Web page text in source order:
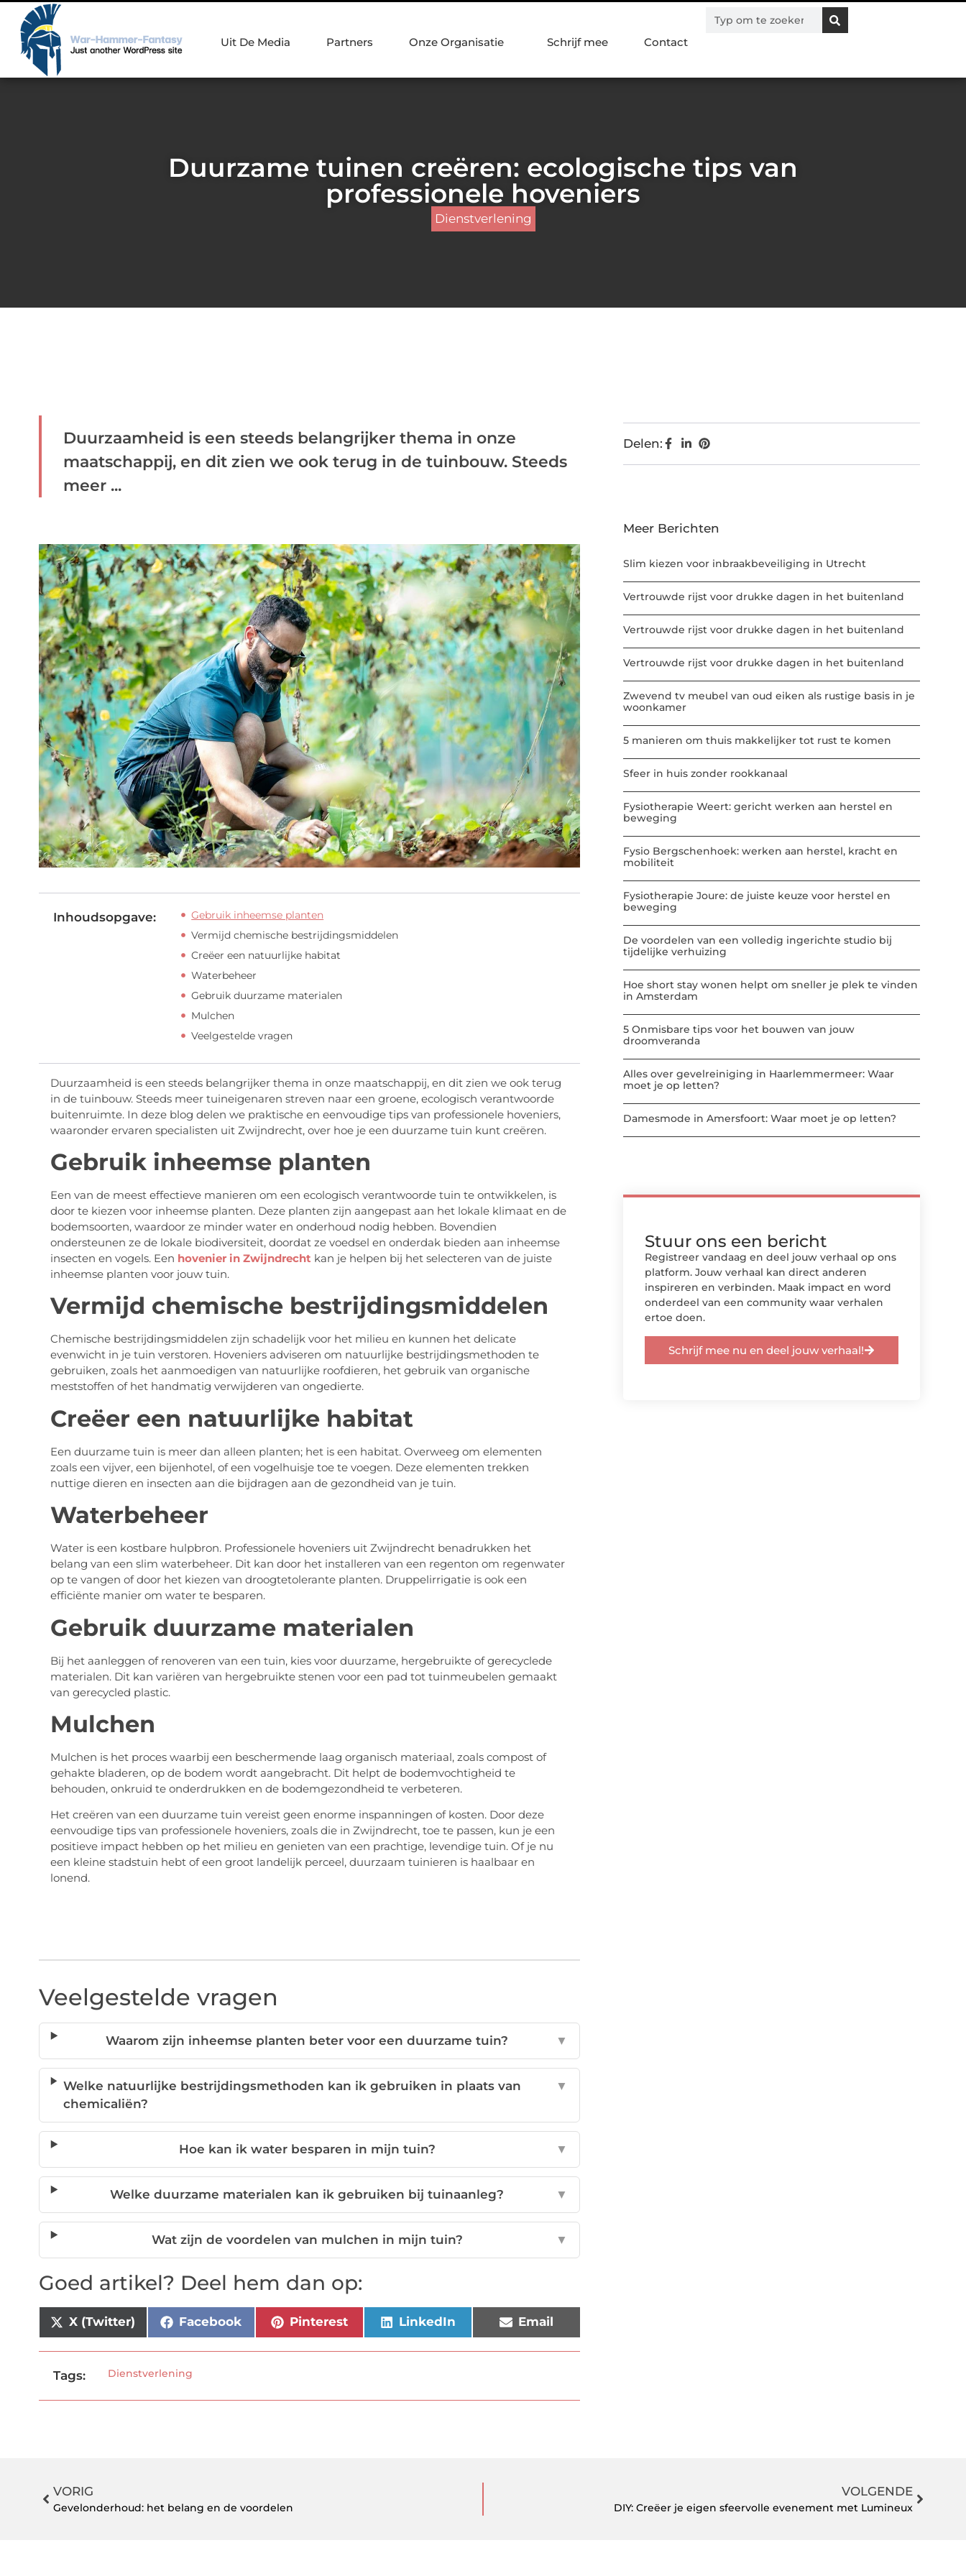
Uit De Media Partners Onze Organisatie Schrijf mee Contact
Duurzame tuinen creëren: ecologische tips van
professionele hoveniers
Dienstverlening
Duurzaamheid is een steeds belangrijker thema in onze
maatschappij, en dit zien we ook terug in de tuinbouw. Steeds
meer ...
Inhoudsopgave:
Gebruik inheemse planten
Vermijd chemische bestrijdingsmiddelen
Creëer een natuurlijke habitat
Waterbeheer
Gebruik duurzame materialen
Mulchen
Veelgestelde vragen
Duurzaamheid is een steeds belangrijker thema in onze maatschappij, en dit zien we ook terug
in de tuinbouw. Steeds meer tuineigenaren streven naar een groene, ecologisch verantwoorde
buitenruimte. In deze blog delen we praktische en eenvoudige tips van professionele hoveniers,
waaronder ervaren specialisten uit Zwijndrecht, over hoe je een duurzame tuin kunt creëren.
Gebruik inheemse planten
Een van de meest effectieve manieren om een ecologisch verantwoorde tuin te ontwikkelen, is
door te kiezen voor inheemse planten. Deze planten zijn aangepast aan het lokale klimaat en de
bodemsoorten, waardoor ze minder water en onderhoud nodig hebben. Bovendien
ondersteunen ze de lokale biodiversiteit, doordat ze voedsel en onderdak bieden aan inheemse
insecten en vogels. Een hovenier in Zwijndrecht kan je helpen bij het selecteren van de juiste
inheemse planten voor jouw tuin.
Vermijd chemische bestrijdingsmiddelen
Chemische bestrijdingsmiddelen zijn schadelijk voor het milieu en kunnen het delicate
evenwicht in je tuin verstoren. Hoveniers adviseren om natuurlijke bestrijdingsmethoden te
gebruiken, zoals het aanmoedigen van natuurlijke roofdieren, het gebruik van organische
meststoffen of het handmatig verwijderen van ongedierte.
Creëer een natuurlijke habitat
Een duurzame tuin is meer dan alleen planten; het is een habitat. Overweeg om elementen
zoals een vijver, een bijenhotel, of een vogelhuisje toe te voegen. Deze elementen trekken
nuttige dieren en insecten aan die bijdragen aan de gezondheid van je tuin.
Waterbeheer
Water is een kostbare hulpbron. Professionele hoveniers uit Zwijndrecht benadrukken het
belang van een slim waterbeheer. Dit kan door het installeren van een regenton om regenwater
op te vangen of door het kiezen van droogtetolerante planten. Druppelirrigatie is ook een
efficiënte manier om water te besparen.
Gebruik duurzame materialen
Bij het aanleggen of renoveren van een tuin, kies voor duurzame, hergebruikte of gerecyclede
materialen. Dit kan variëren van hergebruikte stenen voor een pad tot tuinmeubelen gemaakt
van gerecycled plastic.
Mulchen
Mulchen is het proces waarbij een beschermende laag organisch materiaal, zoals compost of
gehakte bladeren, op de bodem wordt aangebracht. Dit helpt de bodemvochtigheid te
behouden, onkruid te onderdrukken en de bodemgezondheid te verbeteren.
Het creëren van een duurzame tuin vereist geen enorme inspanningen of kosten. Door deze
eenvoudige tips van professionele hoveniers, zoals die in Zwijndrecht, toe te passen, kun je een
positieve impact hebben op het milieu en genieten van een prachtige, levendige tuin. Of je nu
een kleine stadstuin hebt of een groot landelijk perceel, duurzaam tuinieren is haalbaar en
lonend.
Veelgestelde vragen
Waarom zijn inheemse planten beter voor een duurzame tuin? ▼
Welke natuurlijke bestrijdingsmethoden kan ik gebruiken in plaats van
chemicaliën?
▼
Hoe kan ik water besparen in mijn tuin? ▼
Welke duurzame materialen kan ik gebruiken bij tuinaanleg? ▼
Wat zijn de voordelen van mulchen in mijn tuin? ▼
Goed artikel? Deel hem dan op:
X (Twitter) Facebook Pinterest LinkedIn Email
Tags: Dienstverlening
Delen:
Meer Berichten
Slim kiezen voor inbraakbeveiliging in Utrecht
Vertrouwde rijst voor drukke dagen in het buitenland
Vertrouwde rijst voor drukke dagen in het buitenland
Vertrouwde rijst voor drukke dagen in het buitenland
Zwevend tv meubel van oud eiken als rustige basis in je
woonkamer
5 manieren om thuis makkelijker tot rust te komen
Sfeer in huis zonder rookkanaal
Fysiotherapie Weert: gericht werken aan herstel en
beweging
Fysio Bergschenhoek: werken aan herstel, kracht en
mobiliteit
Fysiotherapie Joure: de juiste keuze voor herstel en
beweging
De voordelen van een volledig ingerichte studio bij
tijdelijke verhuizing
Hoe short stay wonen helpt om sneller je plek te vinden
in Amsterdam
5 Onmisbare tips voor het bouwen van jouw
droomveranda
Alles over gevelreiniging in Haarlemmermeer: Waar
moet je op letten?
Damesmode in Amersfoort: Waar moet je op letten?
Stuur ons een bericht
Registreer vandaag en deel jouw verhaal op ons
platform. Jouw verhaal kan direct anderen
inspireren en verbinden. Maak impact en word
onderdeel van een community waar verhalen
ertoe doen.
Schrijf mee nu en deel jouw verhaal!
VORIG
Gevelonderhoud: het belang en de voordelen
VOLGENDE
DIY: Creëer je eigen sfeervolle evenement met Lumineux